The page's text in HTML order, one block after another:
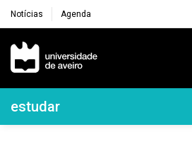
Notícias Agenda
Navegação Principal
Navegação Lateral
estudar